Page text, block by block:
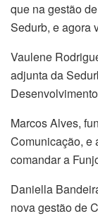
que na gestão
Sedurb, e agora
Vaulene
adjunta da
Marcos Alves,
Comunicação, e
comandar a
Daniella
nova gestão de